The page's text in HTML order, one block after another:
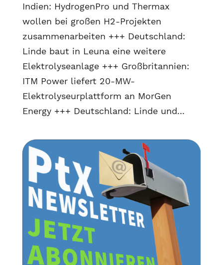
Indien: HydrogenPro und Thermax
wollen bei großen H2-Projekten
zusammenarbeiten +++ Deutschland:
Linde baut in Leuna eine weitere
Elektrolyseanlage +++ Großbritannien:
ITM Power liefert 20-MW-
Elektrolyseurplattform an MorGen
Energy +++ Deutschland: Linde und...